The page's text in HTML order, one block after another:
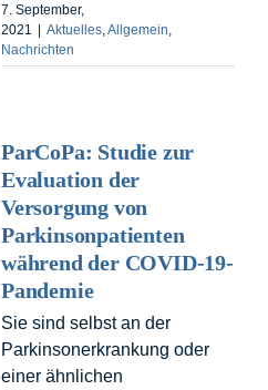
7. September,
2021
| Aktuelles Allgemein
Nachrichten
ParCoPa: Studie zur
Evaluation der
Versorgung von
Parkinsonpatienten
während der COVID-19-
Pandemie
Sie sind selbst an der
Parkinsonerkrankung oder
einer ähnlichen